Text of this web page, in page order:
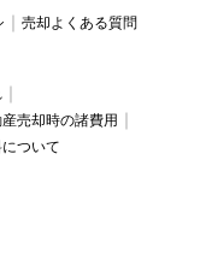
売却よくある質問
売却時の諸費用
ついて